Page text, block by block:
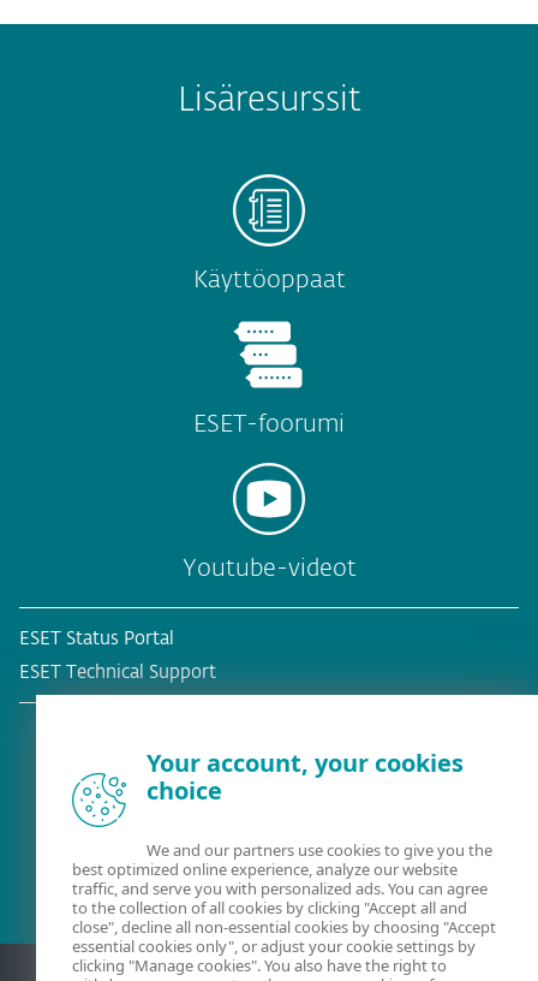
Lisäresurssit
Käyttöoppaat
ESET-foorumi
Youtube-videot
ESET Status Portal
ESET Technical Support
Your account, your cookies
choice
We and our partners use cookies to give you the
best optimized online experience, analyze our website
traffic, and serve you with personalized ads. You can agree
to the collection of all cookies by clicking "Accept all and
close", decline all non-essential cookies by choosing "Accept
essential cookies only", or adjust your cookie settings by
clicking "Manage cookies". You also have the right to